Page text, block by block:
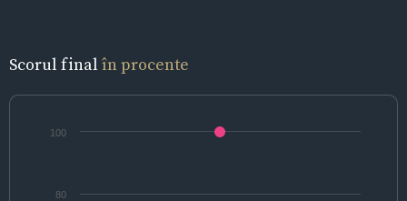
Scorul final în procente
80
100